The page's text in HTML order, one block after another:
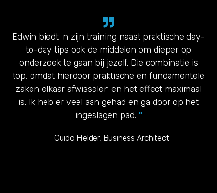
Edwin biedt in zijn training naast praktische day-
to-day tips ook de middelen om dieper op
onderzoek te gaan bij jezelf. Die combinatie is
top, omdat hierdoor praktische en fundamentele
zaken elkaar afwisselen en het effect maximaal
is. Ik heb er veel aan gehad en ga door op het
ingeslagen pad. "
- Guido Helder, Business Architect